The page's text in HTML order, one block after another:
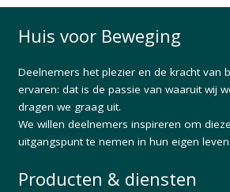
Huis voor Beweging
Deelnemers het plezier en de kracht van
ervaren: dat is de passie van waaruit wij
dragen we graag uit.
We willen deelnemers inspireren om
uitgangspunt te nemen in hun eigen leven.
Producten & diensten